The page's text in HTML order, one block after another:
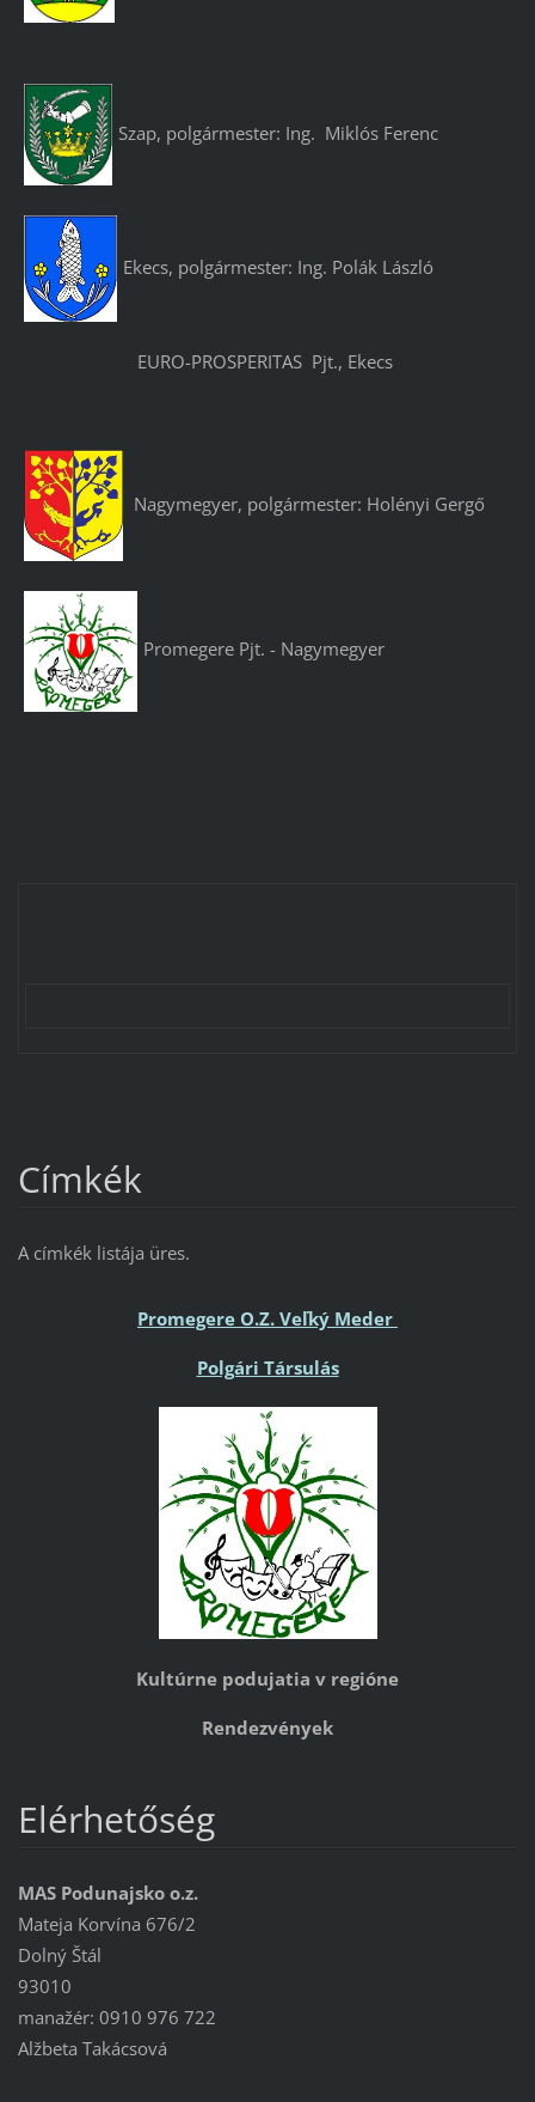
Szap, polgármester: Ing. Miklós Ferenc
Ekecs, polgármester: Ing. Polák László
EURO-PROSPERITAS Pjt., Ekecs
Nagymegyer, polgármester: Holényi Gergő
Promegere Pjt. - Nagymegyer
Címkék
A címkék listája üres.
Promegere O.Z. Veľký Meder
Polgári Társulás
Kultúrne podujatia v regióne
Rendezvények
Elérhetőség
MAS Podunajsko o.z.
Mateja Korvína 676/2
Dolný Štál
93010
manažér: 0910 976 722
Alžbeta Takácsová